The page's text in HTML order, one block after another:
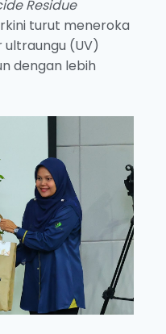
Residue
turut meneroka
ultraungu (UV)
dengan lebih